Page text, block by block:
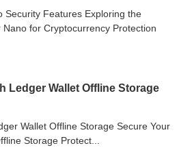
Security Features Exploring the
for Cryptocurrency Protection
Ledger Wallet Offline Storage
Wallet Offline Storage Secure Your
Storage Protect...